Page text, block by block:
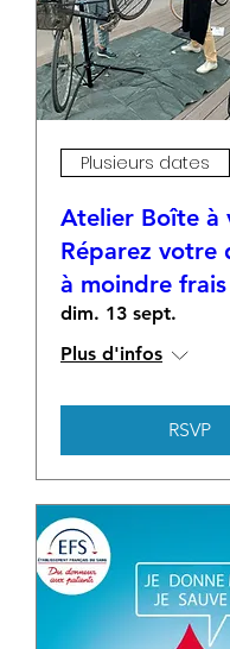
Plusieurs dates
Atelier Boîte à
Réparez votre
à moindre
dim. 13 sept.
Plus d'infos
RSVP